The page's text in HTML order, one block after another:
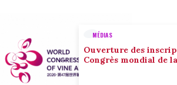
MÉDIAS
Ouverture des
Congrès mondial de